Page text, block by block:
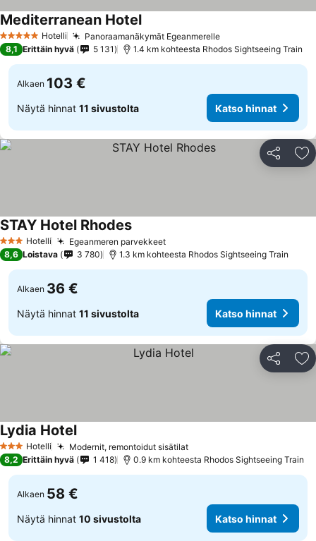
5 Tähtiluokitus
Hotelli Panoraamanäkymät EgeanmerelleKatso hinnat
Mediterranean HotelKatso hinnat
8,1 Erittäin hyvä 5 131 1.4 km kohteesta Rhodos Sightseeing Train
Alkaen 103 €
Näytä hinnat 11 sivustolta Katso hinnat
Jaa
3 Tähtiluokitus
Hotelli Egeanmeren parvekkeetKatso hinnat
STAY Hotel RhodesKatso hinnat
8,6 Loistava 3 780 1.3 km kohteesta Rhodos Sightseeing Train
Alkaen 36 €
Näytä hinnat 11 sivustolta Katso hinnat
Jaa
3 Tähtiluokitus
Hotelli Modernit, remontoidut sisätilatKatso hinnat
Lydia HotelKatso hinnat
8,2 Erittäin hyvä 1 418 0.9 km kohteesta Rhodos Sightseeing Train
Alkaen 58 €
Näytä hinnat 10 sivustolta Katso hinnat